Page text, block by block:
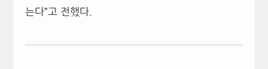
는다”고 전했다.